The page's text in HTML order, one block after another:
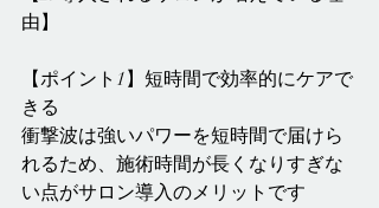
由】
【ポイント1】短時間で効率的にケアで
きる
衝撃波は強いパワーを短時間で届けら
れるため、施術時間が長くなりすぎな
い点がサロン導入のメリットです